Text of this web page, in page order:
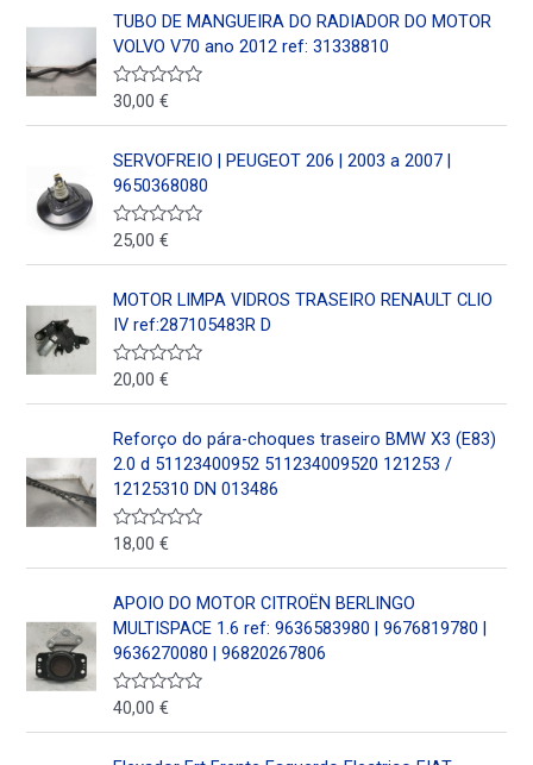
o
r
a
o
e
n
0
e
5
TUBO DE MANGUEIRA DO RADIADOR DO MOTOR
VOLVO V70 ano 2012 ref: 31338810
V
o
r
a
o
e
n
0
e
5
30,00€
SERVOFREIO | PEUGEOT 206 | 2003 a 2007 |
9650368080
V
o
r
a
o
e
n
0
e
5
25,00€
MOTOR LIMPA VIDROS TRASEIRO RENAULT CLIO
IV ref:287105483R D
V
o
r
a
d
o
e
n
0
5
20,00€
Reforço do pára-choques traseiro BMW X3 (E83)
2.0 d 51123400952 511234009520 121253 /
12125310 DN 013486
V
o
r
a
d
o
e
n
0
5
18,00€
APOIO DO MOTOR CITROËN BERLINGO
MULTISPACE 1.6 ref: 9636583980 | 9676819780 |
9636270080 | 96820267806
V
o
40,00€